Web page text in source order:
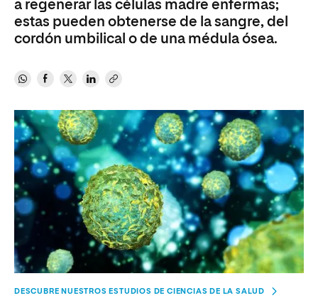
a regenerar las células madre enfermas;
estas pueden obtenerse de la sangre, del
cordón umbilical o de una médula ósea.
DESCUBRE NUESTROS ESTUDIOS DE CIENCIAS DE LA SALUD